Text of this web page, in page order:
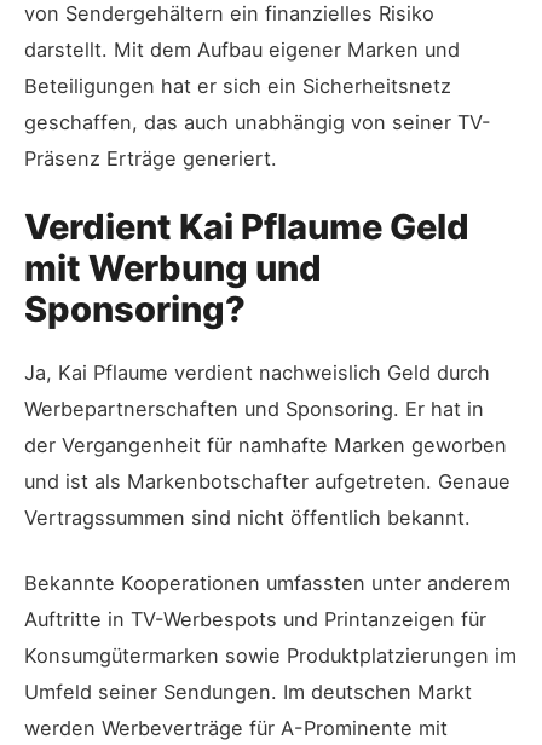
von Sendergehältern ein finanzielles Risiko
darstellt. Mit dem Aufbau eigener Marken und
Beteiligungen hat er sich ein Sicherheitsnetz
geschaffen, das auch unabhängig von seiner TV-
Präsenz Erträge generiert.
Verdient Kai Pflaume Geld
mit Werbung und
Sponsoring?
Ja, Kai Pflaume verdient nachweislich Geld durch
Werbepartnerschaften und Sponsoring. Er hat in
der Vergangenheit für namhafte Marken geworben
und ist als Markenbotschafter aufgetreten. Genaue
Vertragssummen sind nicht öffentlich bekannt.
Bekannte Kooperationen umfassten unter anderem
Auftritte in TV-Werbespots und Printanzeigen für
Konsumgütermarken sowie Produktplatzierungen im
Umfeld seiner Sendungen. Im deutschen Markt
werden Werbeverträge für A-Prominente mit